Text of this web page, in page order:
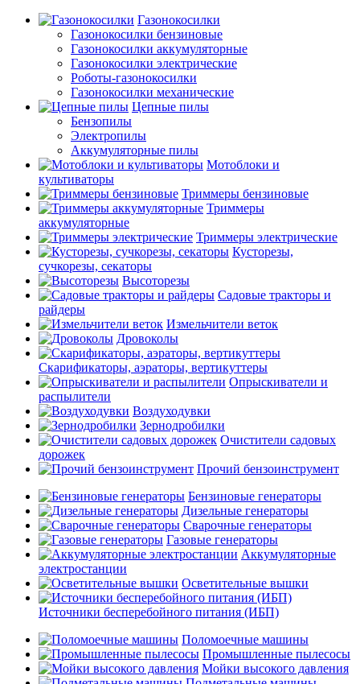
Газонокосилки
Газонокосилки бензиновые
Газонокосилки аккумуляторные
Газонокосилки электрические
Роботы-газонокосилки
Газонокосилки механические
Цепные пилы
Бензопилы
Электропилы
Аккумуляторные пилы
Мотоблоки и
культиваторы
Триммеры бензиновые
Триммеры
аккумуляторные
Триммеры электрические
Кусторезы,
сучкорезы, секаторы
Высоторезы
Садовые тракторы и
райдеры
Измельчители веток
Дровоколы
Скарификаторы, аэраторы, вертикуттеры
Опрыскиватели и
распылители
Воздуходувки
Зернодробилки
Очистители садовых
дорожек
Прочий бензоинструмент
Бензиновые генераторы
Дизельные генераторы
Сварочные генераторы
Газовые генераторы
Аккумуляторные
электростанции
Осветительные вышки
Источники бесперебойного питания (ИБП)
Поломоечные машины
Промышленные пылесосы
Мойки высокого давления